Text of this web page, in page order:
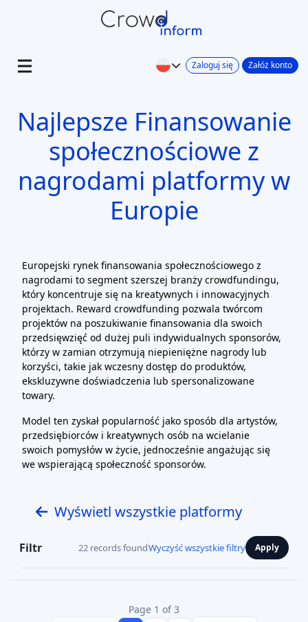
Zaloguj się Załóż konto
Najlepsze Finansowanie
społecznościowe z
nagrodami platformy w
Europie
Europejski rynek finansowania społecznościowego z
nagrodami to segment szerszej branży crowdfundingu,
który koncentruje się na kreatywnych i innowacyjnych
projektach. Reward crowdfunding pozwala twórcom
projektów na poszukiwanie finansowania dla swoich
przedsięwzięć od dużej puli indywidualnych sponsorów,
którzy w zamian otrzymują niepieniężne nagrody lub
korzyści, takie jak wczesny dostęp do produktów,
ekskluzywne doświadczenia lub spersonalizowane
towary.
Model ten zyskał popularność jako sposób dla artystów,
przedsiębiorców i kreatywnych osób na wcielanie
swoich pomysłów w życie, jednocześnie angażując się
we wspierającą społeczność sponsorów.
Wyświetl wszystkie platformy
Filtr 22 records foundWyczyść wszystkie filtry Apply
Page 1 of 3